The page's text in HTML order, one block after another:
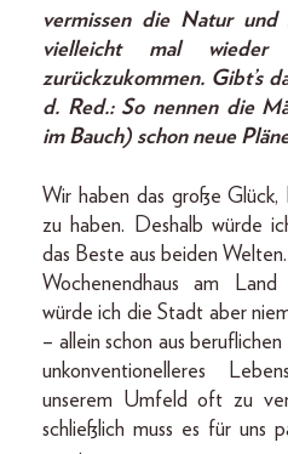
vermissen die Natur und
vielleicht mal wieder
zurückzukommen. Gibt’s
d. Red.: So nennen die
im Bauch) schon neue
Wir haben das große
zu haben. Deshalb würde
das Beste aus beiden
Wochenendhaus am
würde ich die Stadt aber
– allein schon aus
unkonventionelleres
unserem Umfeld oft zu
schließlich muss es für uns